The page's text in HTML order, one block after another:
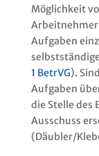
Möglichkeit
Aufgaben
1 BetrVG).
Aufgaben
die Stelle des
Ausschuss
(Däubler/